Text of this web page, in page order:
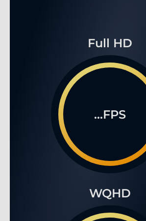
Full HD
...FPS
WQHD